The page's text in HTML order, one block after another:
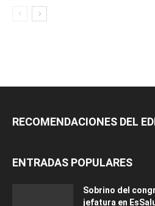
RECOMENDACIONES DEL
ENTRADAS POPULARES
Sobrino del
jefatura en